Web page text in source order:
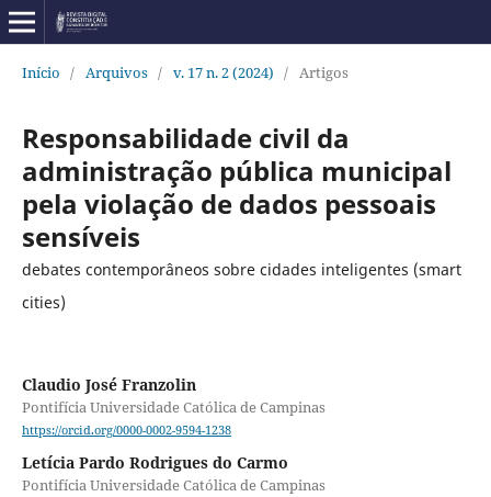
Início / Arquivos / v. 17 n. 2 (2024) / Artigos
Responsabilidade civil da
administração pública municipal
pela violação de dados pessoais
sensíveis
debates contemporâneos sobre cidades inteligentes (smart
cities)
Claudio José Franzolin
Pontifícia Universidade Católica de Campinas
https://orcid.org/0000-0002-9594-1238
Letícia Pardo Rodrigues do Carmo
Pontifícia Universidade Católica de Campinas